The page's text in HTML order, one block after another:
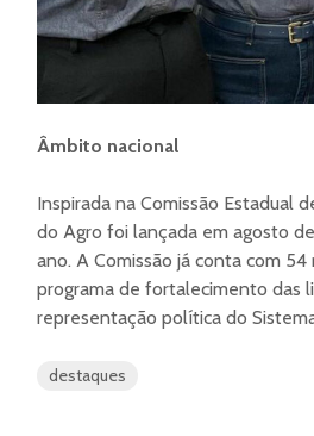
Âmbito nacional
Inspirada na Comissão Estadual
do Agro foi lançada em agosto
ano. A Comissão já conta com
programa de fortalecimento das
representação política do
destaques